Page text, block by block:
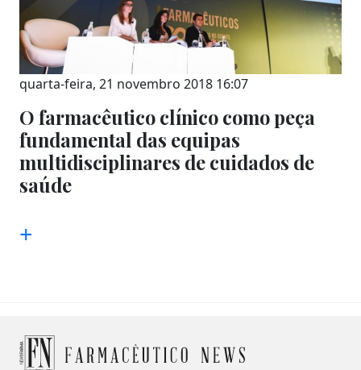
quarta-feira, 21 novembro 2018 16:07
O farmacêutico clínico como peça
fundamental das equipas
multidisciplinares de cuidados de
saúde
+